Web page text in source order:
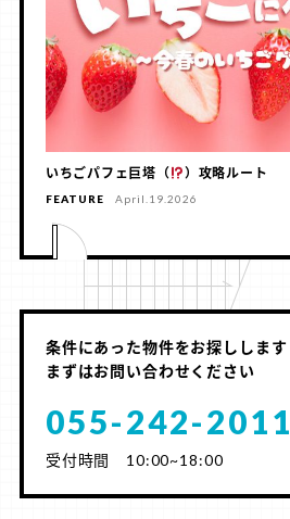
いちごパフェ巨塔（ ）攻略ルート
FEATURE April.19.2026
条件にあった物件をお探しします
まずはお問い合わせください
055-242-2011
受付時間 10:00~18:00